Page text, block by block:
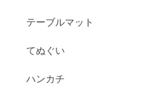
テーブルマット
てぬぐい
ハンカチ